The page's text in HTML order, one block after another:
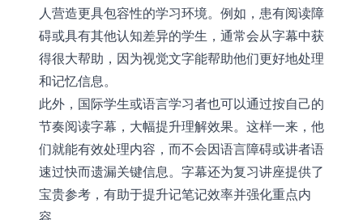
人营造更具包容性的学习环境。例如，患有阅读障
碍或具有其他认知差异的学生，通常会从字幕中获
得很大帮助，因为视觉文字能帮助他们更好地处理
和记忆信息。
此外，国际学生或语言学习者也可以通过按自己的
节奏阅读字幕，大幅提升理解效果。这样一来，他
们就能有效处理内容，而不会因语言障碍或讲者语
速过快而遗漏关键信息。字幕还为复习讲座提供了
宝贵参考，有助于提升记笔记效率并强化重点内